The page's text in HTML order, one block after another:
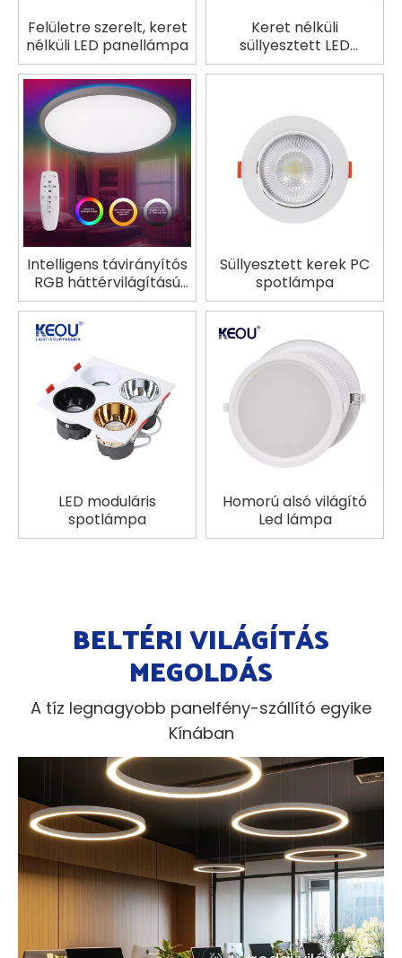
Felületre szerelt, keret
nélküli LED panellámpa
Keret nélküli
süllyesztett LED
panellámpa
Intelligens távirányítós
RGB háttérvilágítású
mennyezeti lámpa
Süllyesztett kerek PC
spotlámpa
LED moduláris
spotlámpa
Homorú alsó világító
Led lámpa
BELTÉRI VILÁGÍTÁS
MEGOLDÁS
A tíz legnagyobb panelfény-szállító egyike
Kínában